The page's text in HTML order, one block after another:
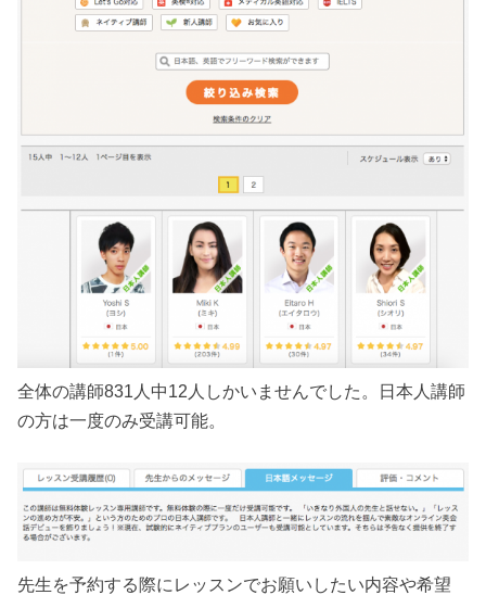
全体の講師831人中12人しかいませんでした。日本人講師
の方は一度のみ受講可能。
先生を予約する際にレッスンでお願いしたい内容や希望